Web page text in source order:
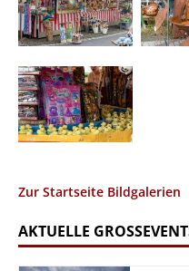
Zur Startseite Bildgalerien
AKTUELLE GROSSEVENTS